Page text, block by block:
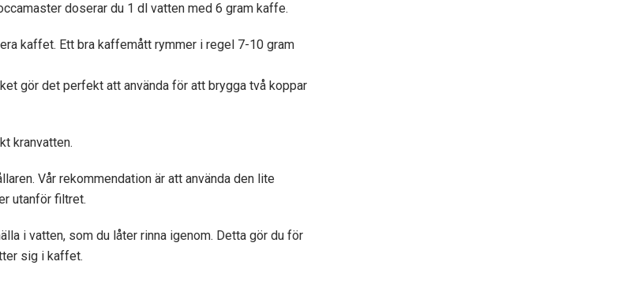
doserar du 1 dl vatten med 6 gram kaffe.
kaffet. Ett bra kaffemått rymmer i regel 7-10 gram
gör det perfekt att använda för att brygga två koppar
kranvatten.
Vår rekommendation är att använda den lite
utanför filtret.
i vatten, som du låter rinna igenom. Detta gör du för
sig i kaffet.